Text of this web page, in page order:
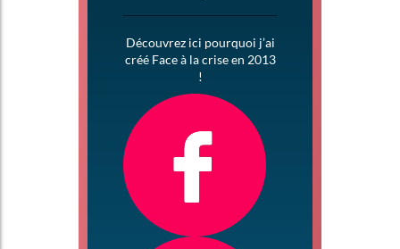
Découvrez ici pourquoi j’ai
créé Face à la crise en 2013
!